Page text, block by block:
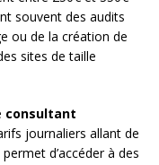
souvent des audits
ou de la création de
sites de taille
consultant
journaliers allant de
d’accéder à des